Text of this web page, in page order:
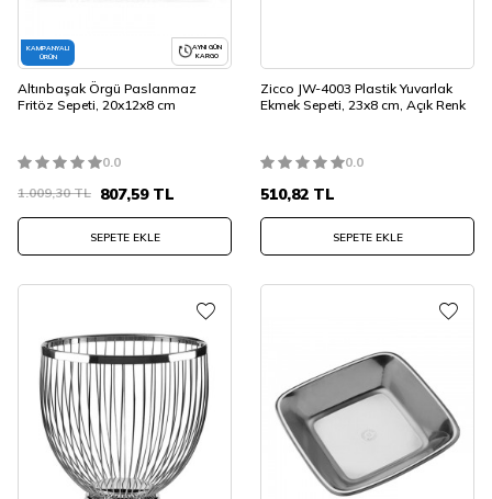
KAMPANYALI
ÜRÜN
AYNI GÜN
KARGO
Altınbaşak Örgü Paslanmaz
Fritöz Sepeti, 20x12x8 cm
0.0
1.009,30TL 807,59TL
SEPETE EKLE
Zicco JW-4003 Plastik Yuvarlak
Ekmek Sepeti, 23x8 cm, Açık Renk
0.0
510,82 TL
SEPETE EKLE